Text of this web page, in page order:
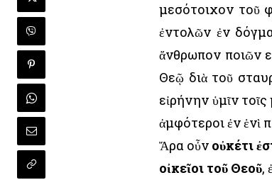
μεσότοιχον τοῦ
ἐντολῶν ἐν
ἄνθρωπον ποιῶν
Θεῷ διὰ τοῦ
εἰρήνην ὑμῖν
ἀμφότεροι ἐν ἑνὶ
Ἄρα οὖν οὐκέτι
οἰκεῖοι τοῦ Θεοῦ,